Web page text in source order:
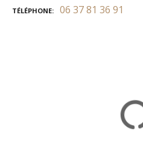
TÉLÉPHONE 06 37 81 36 91